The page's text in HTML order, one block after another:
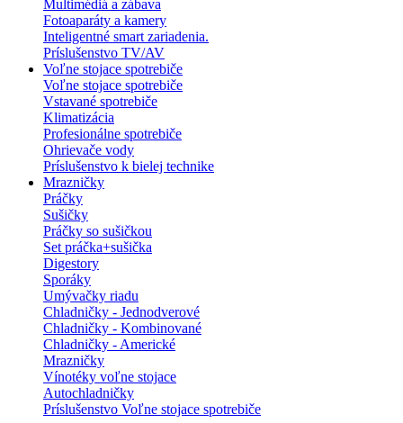
Multimédiá a zábava
Fotoaparáty a kamery
Inteligentné smart zariadenia.
Príslušenstvo TV/AV
Voľne stojace spotrebiče
Voľne stojace spotrebiče
Vstavané spotrebiče
Klimatizácia
Profesionálne spotrebiče
Ohrievače vody
Príslušenstvo k bielej technike
Mrazničky
Práčky
Sušičky
Práčky so sušičkou
Set práčka+sušička
Digestory
Sporáky
Umývačky riadu
Chladničky - Jednodverové
Chladničky - Kombinované
Chladničky - Americké
Mrazničky
Vínotéky voľne stojace
Autochladničky
Príslušenstvo Voľne stojace spotrebiče